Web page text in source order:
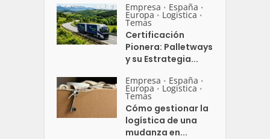
Empresa • España •
Europa • Logistica •
Temas
Certificación
Pionera: Palletways
y su Estrategia...
Empresa • España •
Europa • Logistica •
Temas
Cómo gestionar la
logística de una
mudanza en...